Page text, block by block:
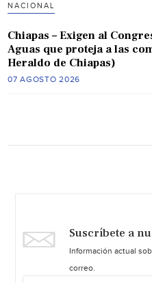
NACIONAL
Chiapas – Exigen al
Aguas que proteja a las
Heraldo de Chiapas)
07 AGOSTO 2026
Suscríbete a
Información actual
correo.